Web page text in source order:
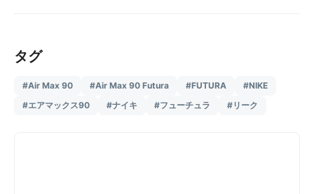
タグ
#Air Max 90 #Air Max 90 Futura #FUTURA
#NIKE
#エアマックス90
#ナイキ #フューチュラ #リーク